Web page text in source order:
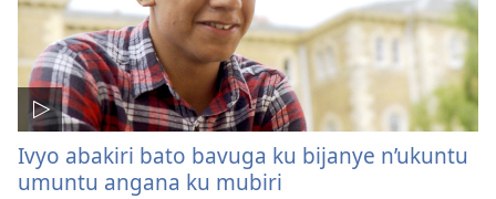
Ivyo abakiri bato bavuga ku bijanye n’ukuntu
umuntu angana ku mubiri